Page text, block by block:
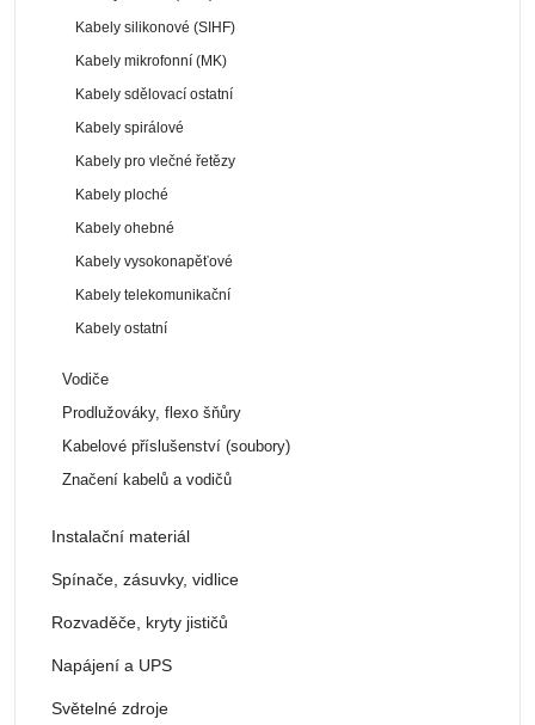
Kabely silikonové (SIHF)
Kabely mikrofonní (MK)
Kabely sdělovací ostatní
Kabely spirálové
Kabely pro vlečné řetězy
Kabely ploché
Kabely ohebné
Kabely vysokonapěťové
Kabely telekomunikační
Kabely ostatní
Vodiče
Prodlužováky, flexo šňůry
Kabelové příslušenství (soubory)
Značení kabelů a vodičů
Instalační materiál
Spínače, zásuvky, vidlice
Rozvaděče, kryty jističů
Napájení a UPS
Světelné zdroje